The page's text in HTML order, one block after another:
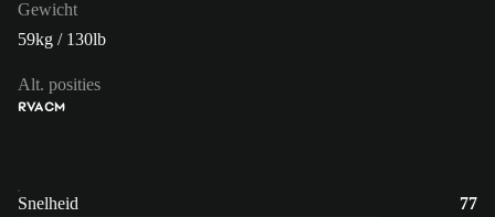
Gewicht
59kg / 130lb
Alt. posities
RVACM
Snelheid
77